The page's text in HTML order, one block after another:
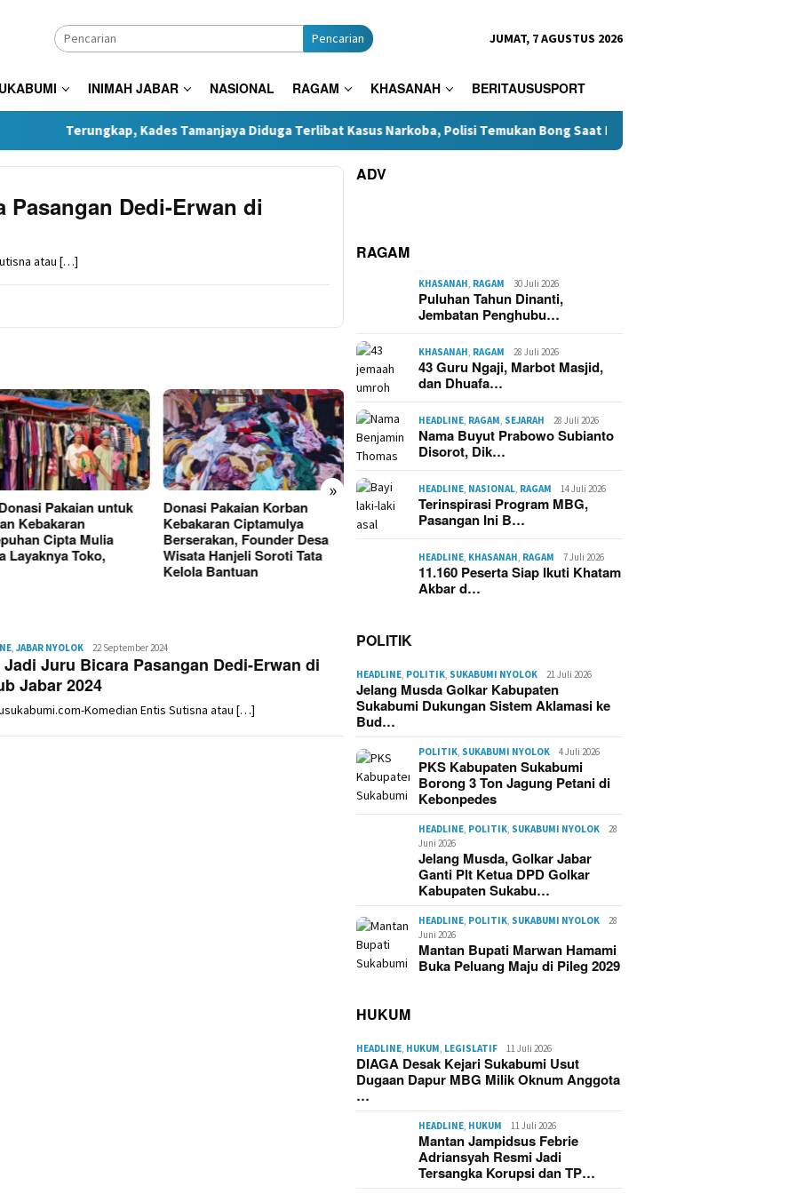
Pencarian JUMAT, 7 AGUSTUS 2026
INIMAH JABAR NASIONAL RAGAM KHASANAH BERITAUSUSPORT
Kades Tamanjaya Diduga Terlibat Kasus Narkoba, Polisi Temukan Bong Saat Penggeledahan
Dedi-Erwan di
atau […]
»
Pakaian Korban
Ciptamulya
Founder Desa
Hanjeli Soroti Tata
Kebakaran Kampung Adat
Ciptamulya Sukabumi
Hanguskan Puluhan Rumah,
Kerugian Capai Rp2,5 Miliar
Korsleting Listrik Diduga
Picu Kebakaran Hebat di
Sukabumi, 70 Rumah dan
Imah Gede Ludes
Kebakaran Kampung Adat
Hangus dan 420 Warga
Terdampak
, JABAR NYOLOK Redaksi
22 September 2024
Jadi Juru Bicara Pasangan Dedi-Erwan di
Jabar 2024
Komedian Entis Sutisna atau […]
ADV
RAGAM
KHASANAH, RAGAM 30 Juli 2026
Puluhan Tahun Dinanti,
Jembatan Penghubu…
KHASANAH, RAGAM 28 Juli 2026
43 Guru Ngaji, Marbot Masjid,
dan Dhuafa…
HEADLINE, RAGAM, SEJARAH 28 Juli 2026
Nama Buyut Prabowo Subianto
Disorot, Dik…
HEADLINE, NASIONAL, RAGAM 14 Juli 2026
Terinspirasi Program MBG,
Pasangan Ini B…
HEADLINE, KHASANAH, RAGAM 7 Juli 2026
11.160 Peserta Siap Ikuti Khatam
Akbar d…
POLITIK
HEADLINE, POLITIK, SUKABUMI NYOLOK 21 Juli 2026
Jelang Musda Golkar Kabupaten
Sukabumi Dukungan Sistem Aklamasi ke
Bud…
POLITIK, SUKABUMI NYOLOK 4 Juli 2026
PKS Kabupaten Sukabumi
Borong 3 Ton Jagung Petani di
Kebonpedes
HEADLINE, POLITIK, SUKABUMI NYOLOK
28
Juni 2026
Jelang Musda, Golkar Jabar
Ganti Plt Ketua DPD Golkar
Kabupaten Sukabu…
HEADLINE, POLITIK, SUKABUMI NYOLOK
28
Juni 2026
Mantan Bupati Marwan Hamami
Buka Peluang Maju di Pileg 2029
HUKUM
HEADLINE, HUKUM, LEGISLATIF 11 Juli 2026
DIAGA Desak Kejari Sukabumi Usut
Dugaan Dapur MBG Milik Oknum Anggota
…
HEADLINE, HUKUM 11 Juli 2026
Mantan Jampidsus Febrie
Adriansyah Resmi Jadi
Tersangka Korupsi dan TP…